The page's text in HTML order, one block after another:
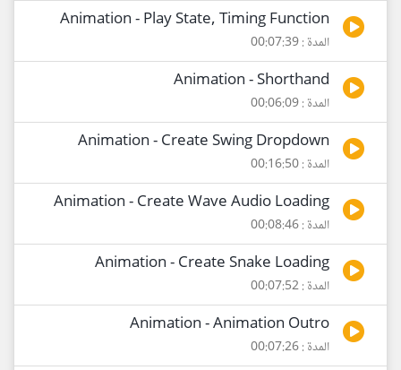
Animation - Play State, Timing Function
المدة : 00:07:39
Animation - Shorthand
المدة : 00:06:09
Animation - Create Swing Dropdown
المدة : 00:16:50
Animation - Create Wave Audio Loading
المدة : 00:08:46
Animation - Create Snake Loading
المدة : 00:07:52
Animation - Animation Outro
المدة : 00:07:26